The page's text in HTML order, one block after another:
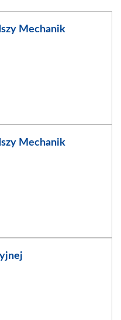
Mechanik
Mechanik